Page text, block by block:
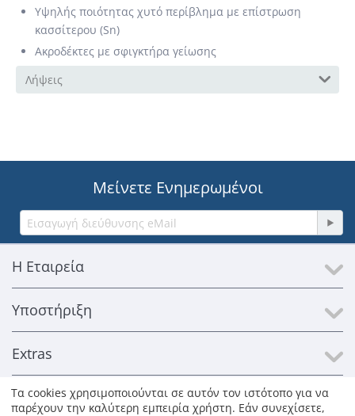
Υψηλής ποιότητας χυτό περίβλημα με επίστρωση
κασσίτερου (Sn)
Ακροδέκτες με σφιγκτήρα γείωσης
Λήψεις
Μείνετε Ενημερωμένοι
Η Εταιρεία
Υποστήριξη
Extras
Επικοινωνία
Τα cookies χρησιμοποιούνται σε αυτόν τον ιστότοπο για να
παρέχουν την καλύτερη εμπειρία χρήστη. Εάν συνεχίσετε,